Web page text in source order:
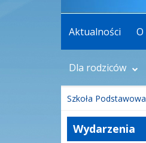
Aktualności
Dla rodziców
Szkoła
Wydarzenia